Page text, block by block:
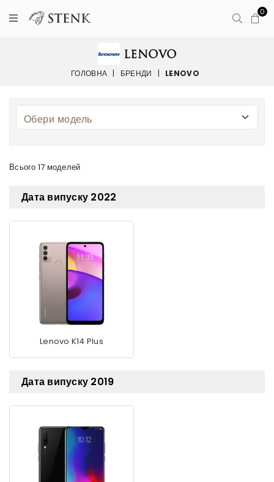
0
LENOVO
ГОЛОВНА | БРЕНДИ | LENOVO
Всього 17 моделей
Дата випуску 2022
Lenovo K14 Plus
Дата випуску 2019